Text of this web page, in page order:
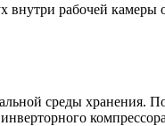
рабочей камеры
среды хранения.